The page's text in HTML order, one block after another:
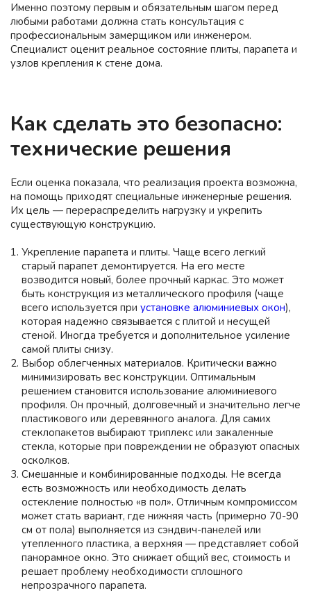
Именно поэтому первым и обязательным шагом перед
любыми работами должна стать консультация с
профессиональным замерщиком или инженером.
Специалист оценит реальное состояние плиты, парапета и
узлов крепления к стене дома.
Как сделать это безопасно:
технические решения
Если оценка показала, что реализация проекта возможна,
на помощь приходят специальные инженерные решения.
Их цель — перераспределить нагрузку и укрепить
существующую конструкцию.
Укрепление парапета и плиты. Чаще всего легкий
старый парапет демонтируется. На его месте
возводится новый, более прочный каркас. Это может
быть конструкция из металлического профиля (чаще
всего используется при установке алюминиевых окон),
которая надежно связывается с плитой и несущей
стеной. Иногда требуется и дополнительное усиление
самой плиты снизу.
Выбор облегченных материалов. Критически важно
минимизировать вес конструкции. Оптимальным
решением становится использование алюминиевого
профиля. Он прочный, долговечный и значительно легче
пластикового или деревянного аналога. Для самих
стеклопакетов выбирают триплекс или закаленные
стекла, которые при повреждении не образуют опасных
осколков.
Смешанные и комбинированные подходы. Не всегда
есть возможность или необходимость делать
остекление полностью «в пол». Отличным компромиссом
может стать вариант, где нижняя часть (примерно 70-90
см от пола) выполняется из сэндвич-панелей или
утепленного пластика, а верхняя — представляет собой
панорамное окно. Это снижает общий вес, стоимость и
решает проблему необходимости сплошного
непрозрачного парапета.